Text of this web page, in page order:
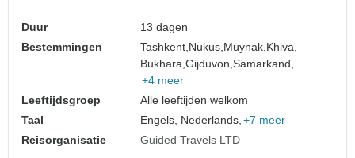
Duur
13 dagen
Bestemmingen
Tashkent, Nukus, Muynak, Khiva,
Bukhara,Gijduvon,Samarkand,
+4 meer
Leeftijdsgroep
Alle leeftijden welkom
Taal
Engels, Nederlands, +7 meer
Reisorganisatie
Guided Travels LTD